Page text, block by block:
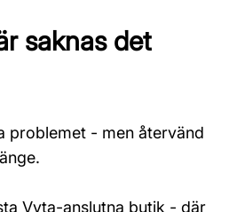
saknas det
problemet - men återvänd
Vyta-anslutna butik - där